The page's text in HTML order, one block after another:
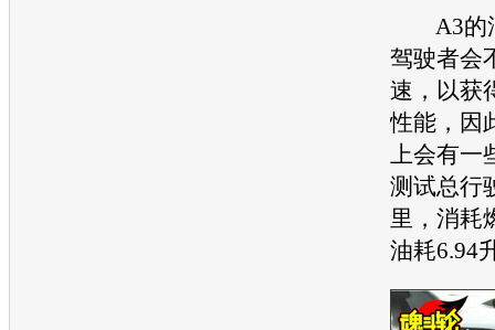
A3的
驾驶者会
速，以获
性能，因
上会有
测试总行
里，消耗
油耗6.94